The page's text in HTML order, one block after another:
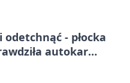
odetchnąć - płocka
autokar